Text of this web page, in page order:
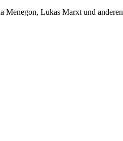
Menegon, Lukas Marxt und anderen